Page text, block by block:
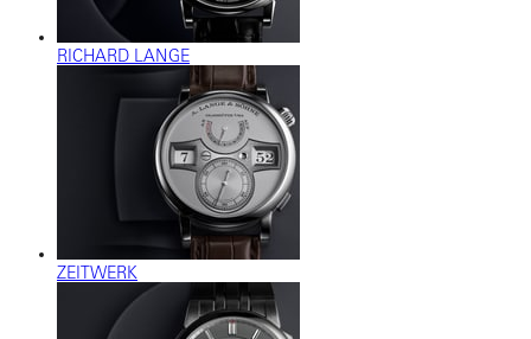
RICHARD LANGE
ZEITWERK